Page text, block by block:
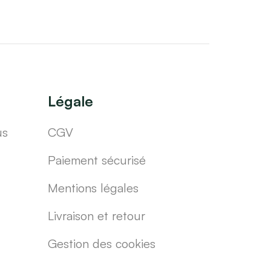
Légale
CGV
Paiement sécurisé
Mentions légales
Livraison et retour
Gestion des cookies